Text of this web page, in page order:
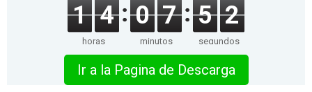
1 4
horas
0 7
minutos
5 2
segundos
Ir a la Pagina de Descarga